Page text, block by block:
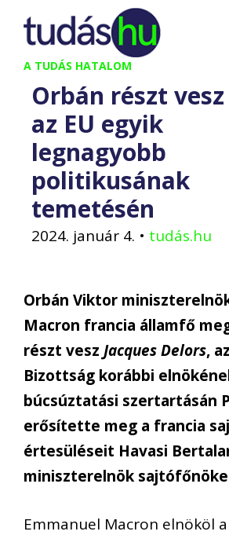
Kilépés
tartalomba
A TUDÁS HATALOM
Orbán részt vesz
az EU egyik
legnagyobb
politikusának
temetésén
2024. január 4. • tudás.hu
Orbán Viktor
Macron francia államfő
részt vesz Jacques Delors,
Bizottság korábbi
búcsúztatási szertartásán
erősítette meg a francia
értesüléseit Havasi
miniszterelnök
Emmanuel Macron elnököl a